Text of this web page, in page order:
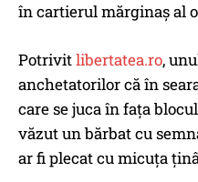
în cartierul mărginaș al
Potrivitlibertatea.ro,
anchetatorilor că în
care se juca în fața
văzut un bărbat cu
ar fi plecat cu micuța